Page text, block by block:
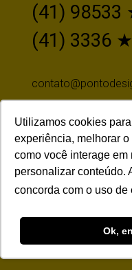
Utilizamos cookies
experiência, melhorar
como você interage em
personalizar conteúdo.
concorda com o uso de
Ok,
(41) 98533
(41) 3336
Av. Sete de
Batel, Curitiba-PR,